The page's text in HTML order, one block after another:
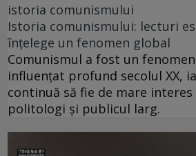
istoria comunismului
Istoria comunismului: lecturi
înțelege un fenomen global
Comunismul a fost un
influențat profund secolul XX,
continuă să fie de mare
politologi și publicul larg.